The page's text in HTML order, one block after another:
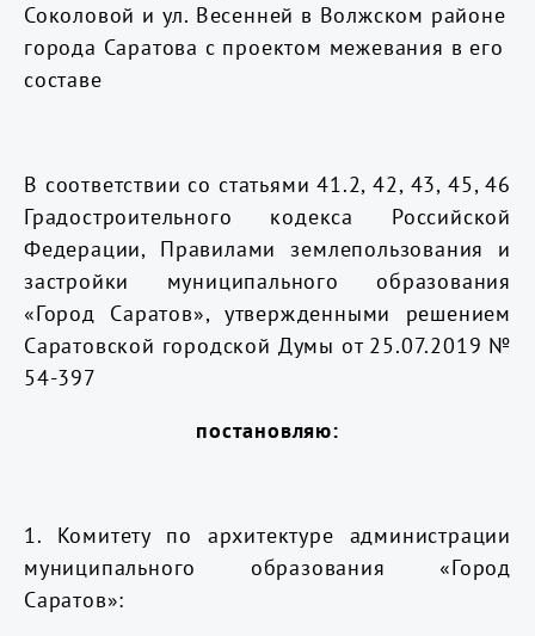
Соколовой и ул. Весенней в Волжском районе
города Саратова с проектом межевания в его
составе
В соответствии со статьями 41.2, 42, 43, 45, 46
Градостроительного кодекса Российской
Федерации, Правилами землепользования и
застройки муниципального образования
«Город Саратов», утвержденными решением
Саратовской городской Думы от 25.07.2019 №
54-397
постановляю:
1. Комитету по архитектуре администрации
муниципального образования «Город
Саратов»: